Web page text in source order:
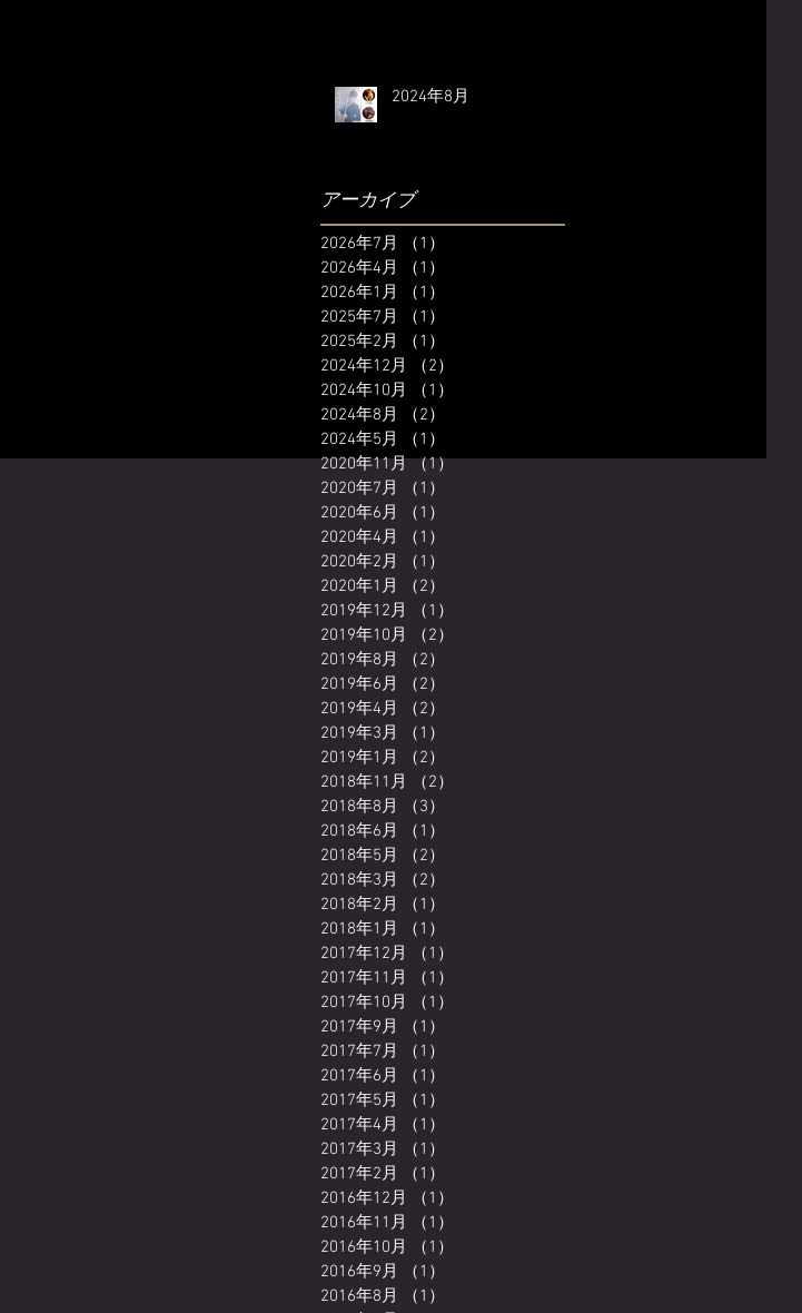
2024年8月
アーカイブ
2026年7月 （1）
2026年4月
（1）
2026年1月
（1）
2025年7月
（1）
2025年2月
（1）
2024年12月
（2）
2024年10月
（1）
2024年8月
（2）
2024年5月
（1）
2020年11月 （1）1件の記事
2020年7月
（1）
2020年6月
（1）
2020年4月
（1）
2020年2月
（1）
2020年1月
（2）
2019年12月
（1）
2019年10月
（2）
2019年8月
（2）
2019年6月
（2）
2019年4月
（2）
2019年3月
（1）
2019年1月
（2）
2018年11月
（2）
2018年8月
（3）
2018年6月
（1）
2018年5月
（2）
2018年3月
（2）
2018年2月
（1）
2018年1月
（1）
2017年12月
（1）
2017年11月
（1）
2017年10月
（1）
2017年9月
（1）
2017年7月
（1）
2017年6月
（1）
2017年5月
（1）
2017年4月
（1）
2017年3月
（1）
2017年2月
（1）
2016年12月
（1）
2016年11月
（1）
2016年10月
（1）
2016年9月
（1）
2016年8月
（1）